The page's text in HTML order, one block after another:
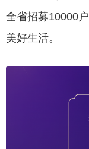
全省招募10000
美好生活。